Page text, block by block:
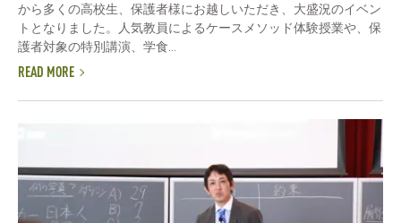
から多くの高校生、保護者様にお越しいただき、大盛況のイベン
トとなりました。人気教員によるケースメソッド体験授業や、保
護者対象の特別講演、学食...
READ MORE